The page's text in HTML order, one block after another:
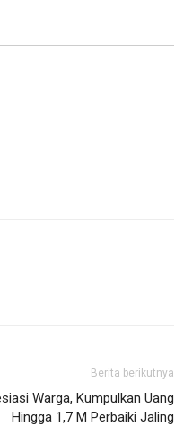
Berita berikutnya
Warga, Kumpulkan Uang
Hingga 1,7 M Perbaiki Jaling